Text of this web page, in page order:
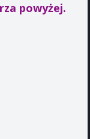
powyżej.